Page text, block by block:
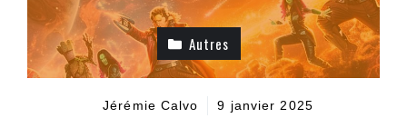
Autres
Jérémie Calvo 9 janvier 2025